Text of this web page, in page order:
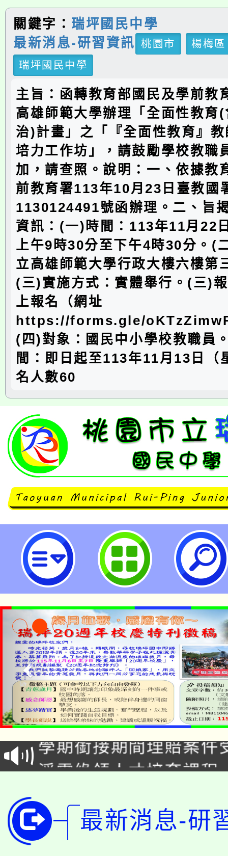
關鍵字： 瑞坪國民中學
最新消息-研習資訊
桃園市
楊梅區
瑞坪國民中學
主旨：函轉教育部國民及學前教
高雄師範大學辦理「全面性教育
治)計畫」之「『全面性教育』
培力工作坊」，請鼓勵學校教職
加，請查照。說明：一、依據教
前教育署113年10月23日臺教國
1130124491號函辦理。二、旨
資訊：(一)時間：113年11月22
上午9時30分至下午4時30分。(
立高雄師範大學行政大樓六樓第
(三)實施方式：實體舉行。(三)
上報名（網址
https://forms.gle/
(四)對象：國民中小學校教職員
間：即日起至113年11月13日（
名人數60
neilrpjhstyc網站設計者：徐嘉
115年食農教育專業人
程
學期銜接期間理賠案件
學籍身 分審查程序及
淨零綠領人才培育課程
代理(課)教師甄選結果(
「2026金融保險知識
車」活動
桃園市115學年度學生
最新消息-研